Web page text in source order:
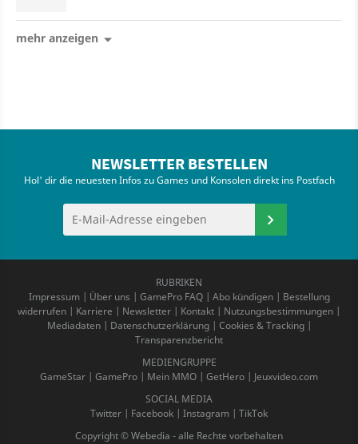
mehr anzeigen
NEWSLETTER BESTELLEN
Hol' dir die neuesten Infos zu Games und Konsolen direkt ins Postfach
RUBRIKEN
Impressum| Über uns | GamePro FAQ| Abo kündigen| Bestellung
widerrufen | Karriere | Newsletter | Kontakt | Nutzungsbestimmungen |
Mediadaten| Datenschutzerklärung| Cookies & Tracking|
Transparenzbericht
MEDIENGRUPPE
GameStar | GamePro | Mein MMO | GetHero | Jeuxvideo.com
SOCIAL MEDIA
Twitter | Facebook | Instagram | TikTok
Copyright © Webedia - alle Rechte vorbehalten